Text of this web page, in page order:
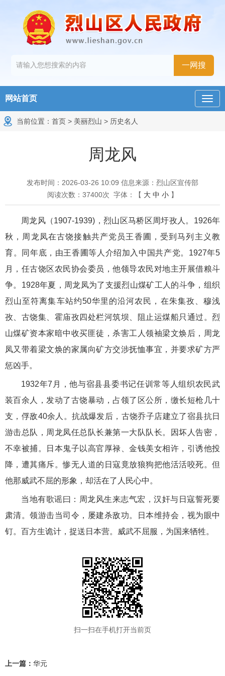
网站首页
当前位置： 首页 > 美丽烈山 > 历史名人
周龙风
发布时间：2026-03-26 10:09 信息来源：烈山区宣传部
阅读次数： 37400次 字体：【 大 中 小 】
周龙风（1907-1939)，烈山区马桥区周圩孜人。1926年
秋，周龙凤在古饶接触共产党员王香圃，受到马列主义教
育。同年底，由王香圃等人介绍加入中国共产党。1927年5
月，任古饶区农民协会委员，他领导农民对地主开展借粮斗
争。1928年夏，周龙凤为了支援烈山煤矿工人的斗争，组织
烈山至符离集车站约50华里的沿河农民，在朱集孜、穆浅
孜、古饶集、霍庙孜四处栏河筑坝、阻止运煤船只通过。烈
山煤矿资本家暗中收买匪徒，杀害工人领袖梁文焕后，周龙
凤又带着梁文焕的家属向矿方交涉抚恤事宜，并要求矿方严
惩凶手。
1932年7月，他与宿县县委书记任训常等人组织农民武
装百余人，发动了古饶暴动，占领了区公所，缴长短枪几十
支，俘敌40余人。抗战爆发后，古饶乔子店建立了宿县抗日
游击总队，周龙凤任总队长兼第一大队队长。因坏人告密，
不幸被捕。日本鬼子以高官厚禄、金钱美女相许，引诱他投
降，遭其痛斥。惨无人道的日寇竟放狼狗把他活活咬死。但
他那威武不屈的形象，却活在了人民心中。
当地有歌谣曰：周龙风生来志气宏，汉奸与日寇誓死要
肃清。领游击当司令，屡建杀敌功。日本维持会，视为眼中
钉。百方生诡计，捉送日本营。威武不屈服，为国来牺牲。
扫一扫在手机打开当前页
上一篇： 华元